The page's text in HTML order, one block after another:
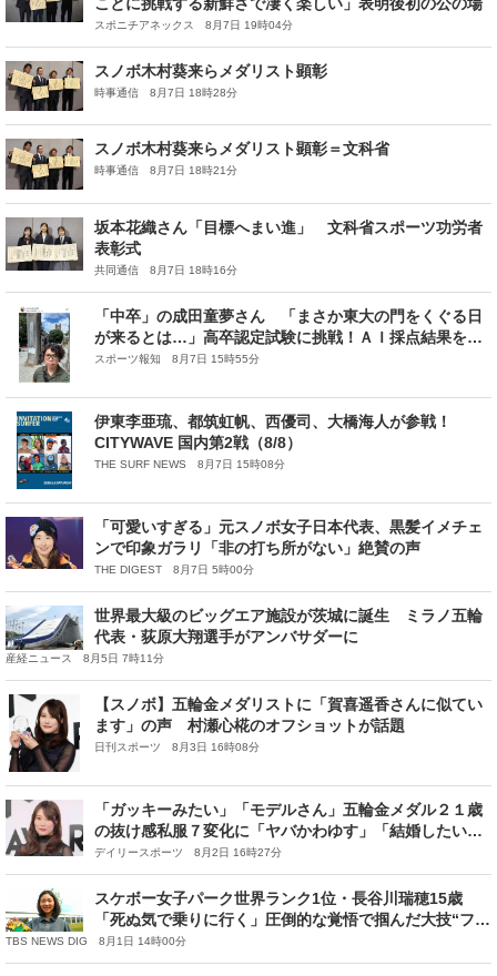
スポニチアネックス 8月7日 19時04分
スノボ木村葵来らメダリスト顕彰
時事通信 8月7日 18時28分
スノボ木村葵来らメダリスト顕彰＝文科省
時事通信 8月7日 18時21分
坂本花織さん「目標へまい進」 文科省スポーツ功労者
表彰式
共同通信 8月7日 18時16分
「中卒」の成田童夢さん 「まさか東大の門をくぐる日
が来るとは…」高卒認定試験に挑戦！ＡＩ採点結果を公
表
スポーツ報知 8月7日 15時55分
伊東李亜琉、都筑虹帆、西優司、大橋海人が参戦！
CITYWAVE 国内第2戦（8/8）
THE SURF NEWS 8月7日 15時08分
「可愛いすぎる」元スノボ女子日本代表、黒髪イメチェ
ンで印象ガラリ「非の打ち所がない」絶賛の声
THE DIGEST 8月7日 5時00分
世界最大級のビッグエア施設が茨城に誕生 ミラノ五輪
代表・荻原大翔選手がアンバサダーに
産経ニュース 8月5日 7時11分
【スノボ】五輪金メダリストに「賀喜遥香さんに似てい
ます」の声 村瀬心椛のオフショットが話題
日刊スポーツ 8月3日 16時08分
「ガッキーみたい」「モデルさん」五輪金メダル２１歳
の抜け感私服７変化に「ヤバかわゆす」「結婚したい」
反響続々
デイリースポーツ 8月2日 16時27分
スケボー女子パーク世界ランク1位・長谷川瑞穂15歳
「死ぬ気で乗りに行く」圧倒的な覚悟で掴んだ大技“フロ
ントフリップインディ”【S☆1】
TBS NEWS DIG 8月1日 14時00分